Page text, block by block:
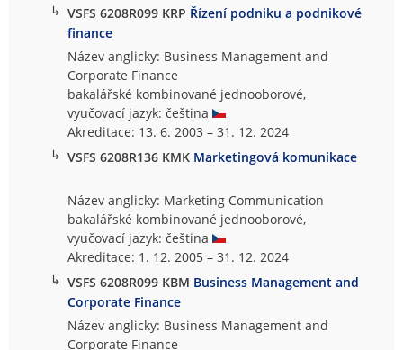
↳ VSFS 6208R099 KRP Řízení podniku a podnikové
finance
Název anglicky: Business Management and
Corporate Finance
bakalářské kombinované jednooborové,
vyučovací jazyk: čeština
Akreditace: 13. 6. 2003 – 31. 12. 2024
↳ VSFS 6208R136 KMK Marketingová komunikace
Název anglicky: Marketing Communication
bakalářské kombinované jednooborové,
vyučovací jazyk: čeština
Akreditace: 1. 12. 2005 – 31. 12. 2024
↳ VSFS 6208R099 KBM Business Management and
Corporate Finance
Název anglicky: Business Management and
Corporate Finance